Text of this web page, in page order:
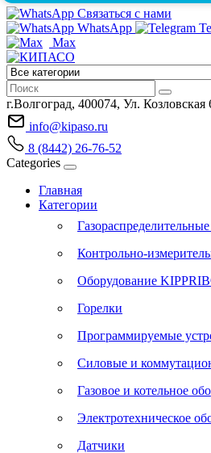
Связаться с нами
WhatsApp
Max
г.Волгоград, 400074, Ул. Козловская
info@kipaso.ru
8 (8442) 26-76-52
Categories
Главная
Категории
Контрольно-
Оборудование
Горелки
Программируемые
Силовые и
Газовое и котельное
Электротехническое
Датчики